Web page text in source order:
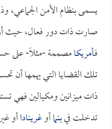
يسمى بنظام الأمن الجماعي،
صارت ذات دور فعال، حيث
فـأمريكامصممة -مثلاً- على
تلك القضايا التي يهمها أن
ذات ميزانين ومكيالين فهي
تدخلت فيبنماأوغريناداأو